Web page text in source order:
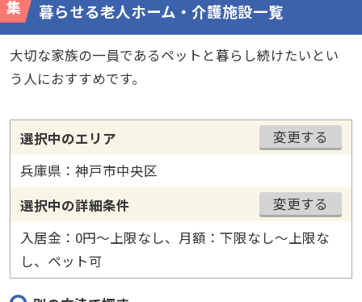
暮らせる老人ホーム・介護施設一覧
大切な家族の一員であるペットと暮らし続けたいとい
う人におすすめです。
選択中のエリア
変更する
兵庫県：神戸市中央区
選択中の詳細条件
変更する
入居金：0円〜上限なし、月額：下限なし〜上限な
し、ペット可